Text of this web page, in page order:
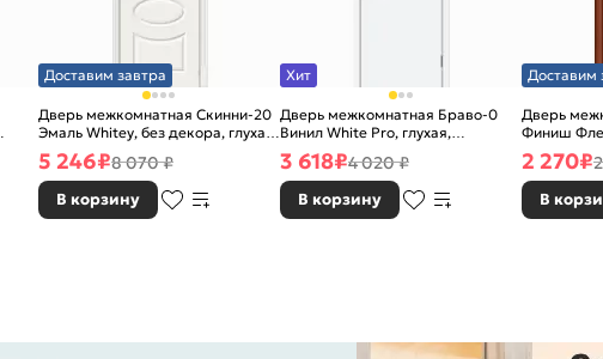
Доставим завтра
Дверь межкомнатная Скинни-20
Эмаль Whitey, без декора, глухая,
без стекла, без кромки, скиновая
5 246₽8 070 ₽
В корзину
Хит
Дверь межкомнатная Браво-0
Винил White Pro, глухая,
каркасно-щитовая
3 618₽4 020 ₽
В корзину
Доставим
Дверь
Финиш
Л-11
каркасно-
2 270₽
В